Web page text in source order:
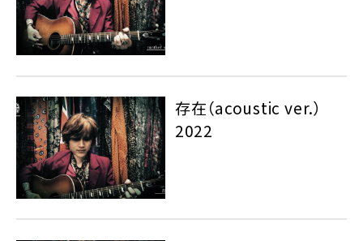
存在（acoustic ver.）
2022